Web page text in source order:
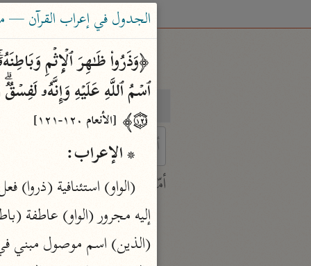
بحث
characters for results.
أمّهات
جامع البيان
ابن جرير الطبري (٣١٠ هـ)
نحو ٢٨ مجلدًا
الجدول في إعراب القرآن —
۝١٢١﴾
[الأنعام ١٢٠-١٢١]
* الإعراب: